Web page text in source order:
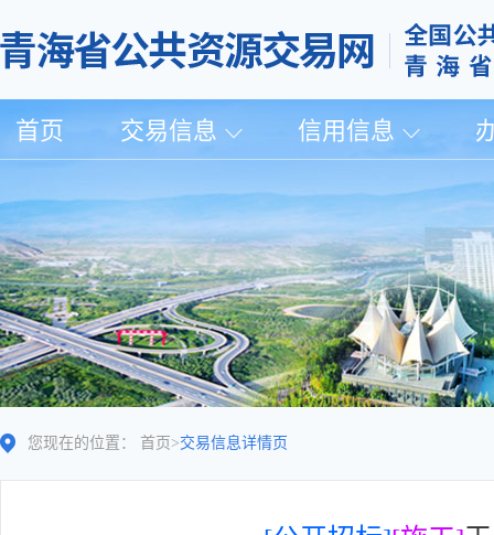
首页 交易信息 信用信息
您现在的位置： 首页 >交易信息详情页